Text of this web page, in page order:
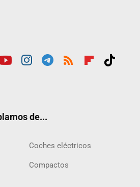
de...
Coches eléctricos
Compactos